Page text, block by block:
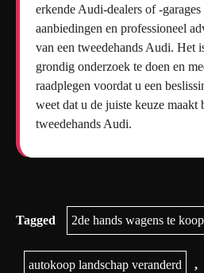
erkende Audi-dealers of -
aanbiedingen en professioneel
van een tweedehands Audi. Het
grondig onderzoek te doen en
raadplegen voordat u een
weet dat u de juiste keuze maakt
tweedehands Audi.
Tagged 2de hands wagens te koop
autokoop landschap veranderd ,